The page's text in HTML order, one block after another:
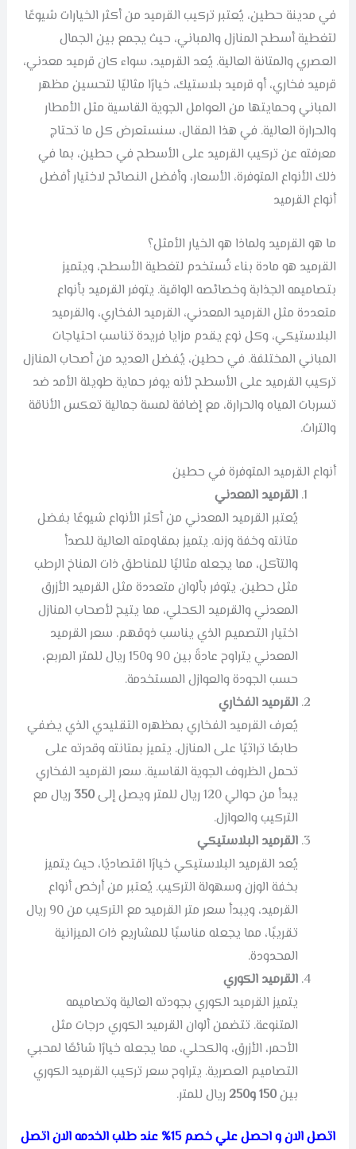
في مدينة حطين، يُعتبر تركيب القرميد من أكثر الخيارات شيوعًا
لتغطية أسطح المنازل والمباني، حيث يجمع بين الجمال
العصري والمتانة العالية. يُعد القرميد، سواء كان قرميد معدني،
قرميد فخاري، أو قرميد بلاستيك، خيارًا مثاليًا لتحسين مظهر
المباني وحمايتها من العوامل الجوية القاسية مثل الأمطار
والحرارة العالية. في هذا المقال، سنستعرض كل ما تحتاج
معرفته عن تركيب القرميد على الأسطح في حطين، بما في
ذلك الأنواع المتوفرة، الأسعار، وأفضل النصائح لاختيار أفضل
أنواع القرميد
ما هو القرميد ولماذا هو الخيار الأمثل؟
القرميد هو مادة بناء تُستخدم لتغطية الأسطح، ويتميز
بتصاميمه الجذابة وخصائصه الواقية. يتوفر القرميد بأنواع
متعددة مثل القرميد المعدني، القرميد الفخاري، والقرميد
البلاستيكي، وكل نوع يقدم مزايا فريدة تناسب احتياجات
المباني المختلفة. في حطين، يُفضل العديد من أصحاب المنازل
تركيب القرميد على الأسطح لأنه يوفر حماية طويلة الأمد ضد
تسربات المياه والحرارة، مع إضافة لمسة جمالية تعكس الأناقة
والتراث.
أنواع القرميد المتوفرة في حطين
القرميد المعدني
يُعتبر القرميد المعدني من أكثر الأنواع شيوعًا بفضل
متانته وخفة وزنه. يتميز بمقاومته العالية للصدأ
والتآكل، مما يجعله مثاليًا للمناطق ذات المناخ الرطب
مثل حطين. يتوفر بألوان متعددة مثل القرميد الأزرق
المعدني والقرميد الكحلي، مما يتيح لأصحاب المنازل
اختيار التصميم الذي يناسب ذوقهم. سعر القرميد
المعدني يتراوح عادةً بين 90 و150 ريال للمتر المربع،
حسب الجودة والعوازل المستخدمة.
القرميد الفخاري
يُعرف القرميد الفخاري بمظهره التقليدي الذي يضفي
طابعًا تراثيًا على المنازل. يتميز بمتانته وقدرته على
تحمل الظروف الجوية القاسية. سعر القرميد الفخاري
يبدأ من حوالي 120 ريال للمتر ويصل إلى
350 ريال مع
التركيب والعوازل.
القرميد البلاستيكي
يُعد القرميد البلاستيكي خيارًا اقتصاديًا، حيث يتميز
بخفة الوزن وسهولة التركيب. يُعتبر من أرخص أنواع
القرميد، ويبدأ سعر متر القرميد مع التركيب من 90 ريال
تقريبًا، مما يجعله مناسبًا للمشاريع ذات الميزانية
المحدودة.
القرميد الكوري
يتميز القرميد الكوري بجودته العالية وتصاميمه
المتنوعة. تتضمن ألوان القرميد الكوري درجات مثل
الأحمر، الأزرق، والكحلي، مما يجعله خيارًا شائعًا لمحبي
التصاميم العصرية. يتراوح سعر تركيب القرميد الكوري
بين150 و250 ريال للمتر.
اتصل الان و احصل علي خصم 15% عند طلب الخدمه الان اتصل